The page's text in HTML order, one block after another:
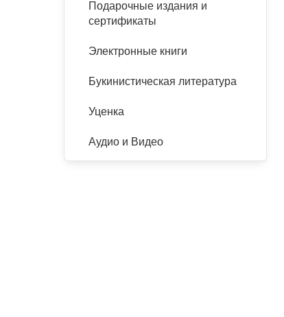
Подарочные издания и
сертификаты
Электронные книги
Букинистическая литература
Уценка
Аудио и Видео